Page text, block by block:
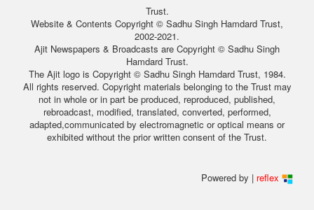
Trust.
Website & Contents Copyright © Sadhu Singh Hamdard Trust,
2002-2021.
Ajit Newspapers & Broadcasts are Copyright © Sadhu Singh
Hamdard Trust.
The Ajit logo is Copyright © Sadhu Singh Hamdard Trust, 1984.
All rights reserved. Copyright materials belonging to the Trust may
not in whole or in part be produced, reproduced, published,
rebroadcast, modified, translated, converted, performed,
adapted,communicated by electromagnetic or optical means or
exhibited without the prior written consent of the Trust.
Powered by | reflex